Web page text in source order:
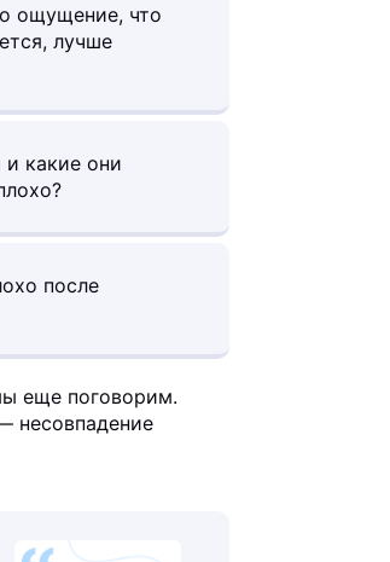
ощущение, что
лучше
и какие они
после
еще поговорим.
несовпадение